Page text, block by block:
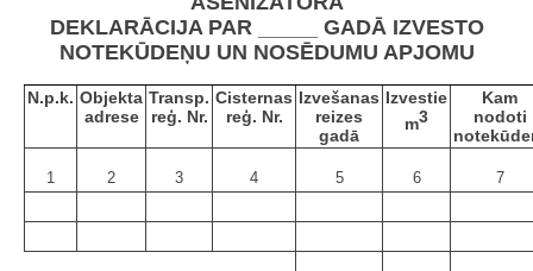
DEKLARĀCIJA PAR _____ GADĀ IZVESTO
NOTEKŪDEŅU UN NOSĒDUMU APJOMU
N.p.k. Objekta
adrese
Transp.
reģ. Nr.
Cisternas
reģ. Nr.
Izvešanas
reizes
gadā
Izvestie
m3
Kam
nodoti
1 2 3 4 5 6 7